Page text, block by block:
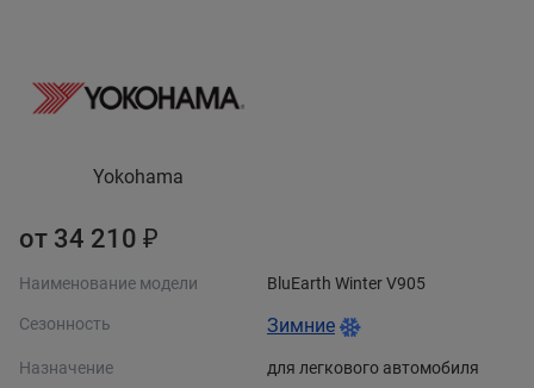
Yokohama
от 34 210 ₽
Наименование модели BluEarth Winter V905
Сезонность Зимние
Назначение для легкового автомобиля